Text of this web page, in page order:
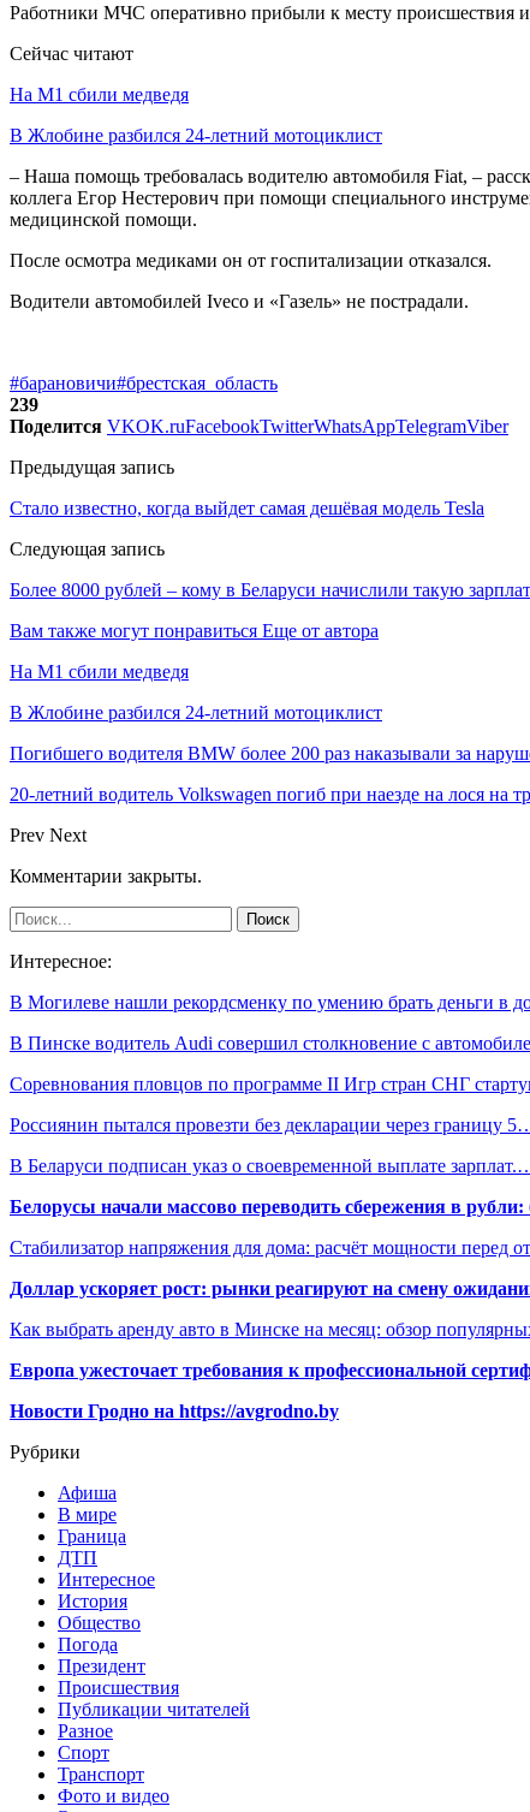
Работники МЧС оперативно прибыли к месту происшествия
Сейчас читают
На М1 сбили медведя
В Жлобине разбился 24-летний мотоциклист
– Наша помощь требовалась водителю автомобиля Fiat, –
коллега Егор Нестерович при помощи специального
медицинской помощи.
После осмотра медиками он от госпитализации отказался.
Водители автомобилей Iveco и «Газель» не пострадали.
#барановичи#брестская_область
239
Поделится VKOK.ruFacebookTwitterWhatsAppTelegramViber
Предыдущая запись
Стало известно, когда выйдет самая дешёвая модель Tesla
Следующая запись
Более 8000 рублей – кому в Беларуси начислили такую
Вам также могут понравиться Еще от автора
На М1 сбили медведя
В Жлобине разбился 24-летний мотоциклист
Погибшего водителя BMW более 200 раз наказывали за
20-летний водитель Volkswagen погиб при наезде на лося на
Prev Next
Комментарии закрыты.
Интересное:
В Могилеве нашли рекордсменку по умению брать деньги в
В Пинске водитель Audi совершил столкновение с
Соревнования пловцов по программе II Игр стран СНГ
Россиянин пытался провезти без декларации через границу
В Беларуси подписан указ о своевременной выплате
Белорусы начали массово переводить сбережения в
Стабилизатор напряжения для дома: расчёт мощности перед
Доллар ускоряет рост: рынки реагируют на смену
Как выбрать аренду авто в Минске на месяц: обзор
Европа ужесточает требования к профессиональной
Новости Гродно на https://avgrodno.by
Рубрики
Афиша
В мире
Граница
ДТП
Интересное
История
Общество
Погода
Президент
Происшествия
Публикации читателей
Разное
Спорт
Транспорт
Фото и видео